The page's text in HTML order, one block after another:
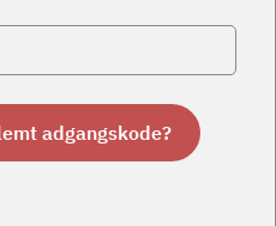
adgangskode?